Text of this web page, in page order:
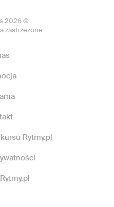
2026 ©
zastrzeżone
Rytmy.pl